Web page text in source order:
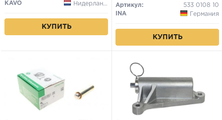
KAVO
Нидерланды
КУПИТЬ
Артикул:
533 0108 10
INA
Германия
КУПИТЬ